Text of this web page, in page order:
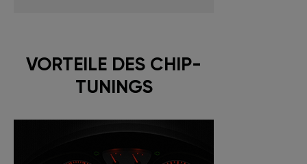
VORTEILE DES CHIP-
TUNINGS